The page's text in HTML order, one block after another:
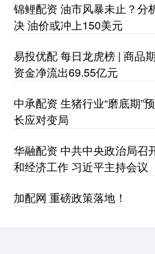
锦鲤配资 油市风暴未止？分
决 油价或冲上150美元
易投优配 每日龙虎榜 | 商品
资金净流出69.55亿元
中承配资 生猪行业“磨底期”
长应对变局
华融配资 中共中央政治局召
和经济工作 习近平主持会议
加配网 重磅政策落地！